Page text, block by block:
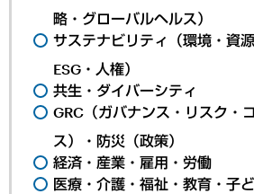
略・グローバルヘルス）
サステナビリティ（環境・資
ESG・人権）
共生・ダイバーシティ
GRC（ガバナンス・リスク・
ス）・防災（政策）
経済・産業・雇用・労働
医療・介護・福祉・教育・子